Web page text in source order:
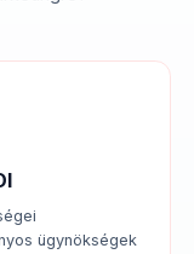
ügynökségek